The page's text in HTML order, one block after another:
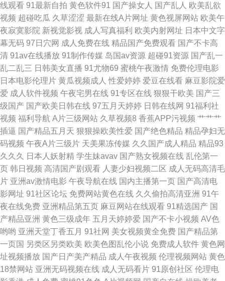
三级在线 国产精品免费久久 欧美bdsm女同 91视频国产高清 另类av日韩无
码 国产九九热视频 91视频福利导航 久久国产精品人妻 91黄观看 日韩一二三
五区 大香蕉狼人窝 午夜精品九九 91吃瓜黑社 日韩精品不卡专区 91美女玉足
51黑料福利社 日本不卡 国产九九精品九九 激情都市瑟瑟瑟 大香蕉在线99 影
音先锋日韩无码 麻豆电影网址入口 黄色天堂com 白丝白虎自慰 91精品大香
蕉 日韩经典久久 东京影院热 91白虎丝袜福利观看 欧美激情24P 97超碰在线
人人草 激情福利AV 久久精品99久久 91原创探花 无码高清精品成人 国产精
品国产久久 91国精产 日本阿v视频 爱豆伊人自拍 亚洲天堂虎六六六 中文字
幕188 色老板国产熟女 久久国产精品草网 91唐伯虎国产在线 熟女二区国产
内射在线91 91在线视频免费播放 先锋影音美女 国产福利AAV 91黑丝白虎
人妻熟女视频一区二区 东京热伊人加勒比伊人
线观看 91最新自拍 黄色软件91 国产操女人 国产乱人 欧美乱欲
视频 超碰吃瓜 久草涩涩 最新在线A片网址 黄色视屏网站 欧美午
夜寂寞影院 新视觉影视 成人写真福利 欧美内射网址 日本中文字
幕无码 97日穴网 成人免费在线 精品国产免费观看 国产不卡高
清 91av在线播放 91制作传媒 岛国av资源 超碰91资源 国产乱一
乱二乱三 日韩美女直播 91尤物69 蜜桃午夜激情 免费伦理电影
日本电影伦理片 黄瓜视频成人 性爱婷婷 爱豆在线看 麻豆影院爱
爱 成人软件视频 午夜宅男在线 91专区在线 狠狠干欧美 国产三
级国产 国产欧美日韩在线 97五月天婷婷 日韩在线网 91福利社
视频 福利导航 A片三级网站 久草视频8 香蕉APP污视频 艹艹艹
插逼 国产精品五月天 狠狠操欧美性爱 国产绝色精品 精品孕妇无
码视频 午夜A片三级片 天美果冻传媒 久久国产成人精品 精品93
久久久
日本人妖射精 学生妹avav 国产熟女视频在线 乱伦第一
页 韩日视频 高清国产剧观看 人妻少妇视频二区 成人无码高清毛
片 亚洲av激情电影 午夜导航在线 国内主播第一页 国产高清电
影网址 91社区论坛 免费网站黄色在线 久久偷拍高清亚洲 91午
夜在线免费 亚洲精品第五页 麻豆网站在线观看 91精选国产 国
产精品亚洲 黄色三级成年 五月天婷婷爱 国产不卡小视频 AV色
哟哟 亚洲天堂丁香五月 91社网 美女视频黄全免费 国产精品第
一页国 另类区另类欧美 欧美色图乱伦小说 免费成人软件 黄色网
址视频播放 国产日产美产精品 成人午夜视频 伦理视频网站 黄色
18禁网站 亚洲无码视频在线 成人无码看片 91原创社区 伦理电